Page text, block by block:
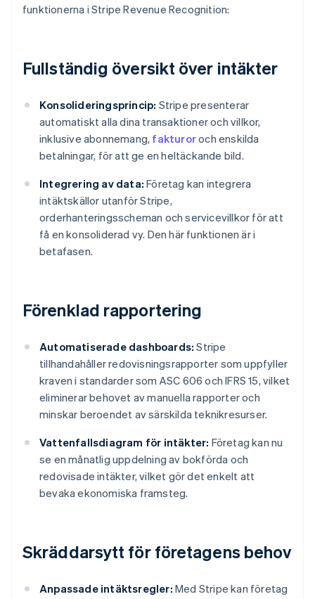
funktionerna i Stripe Revenue Recognition:
Fullständig översikt över intäkter
Konsolideringsprincip: Stripe presenterar
automatiskt alla dina transaktioner och villkor,
inklusive abonnemang, fakturoroch enskilda
betalningar, för att ge en heltäckande bild.
Integrering av data: Företag kan integrera
intäktskällor utanför Stripe,
orderhanteringsscheman och servicevillkor för att
få en konsoliderad vy. Den här funktionen är i
betafasen.
Förenklad rapportering
Automatiserade dashboards: Stripe
tillhandahåller redovisningsrapporter som uppfyller
kraven i standarder som ASC 606 och IFRS 15, vilket
eliminerar behovet av manuella rapporter och
minskar beroendet av särskilda teknikresurser.
Vattenfallsdiagram för intäkter: Företag kan nu
se en månatlig uppdelning av bokförda och
redovisade intäkter, vilket gör det enkelt att
bevaka ekonomiska framsteg.
Skräddarsytt för företagens behov
Anpassade intäktsregler: Med Stripe kan företag